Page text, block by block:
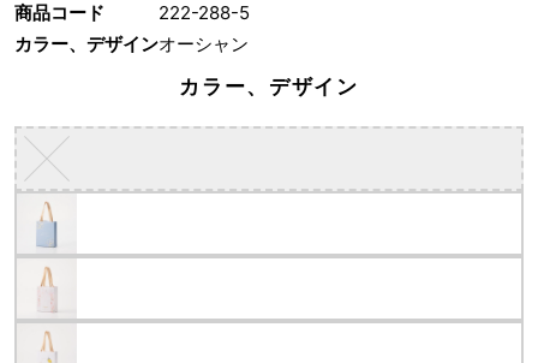
商品コード
222-288-5
カラー、デザインオーシャン
カラー、デザイン